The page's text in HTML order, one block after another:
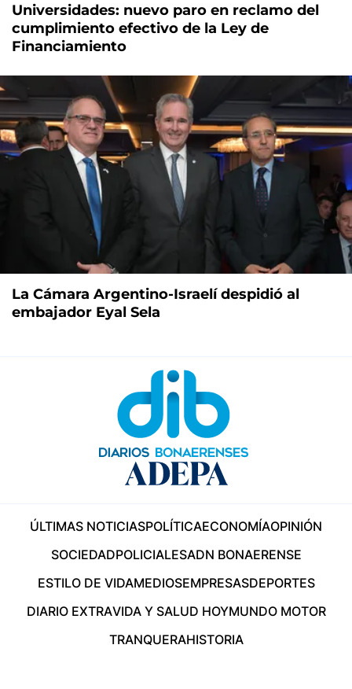
Universidades: nuevo paro en reclamo del
cumplimiento efectivo de la Ley de
Financiamiento
La Cámara Argentino-Israelí despidió al
embajador Eyal Sela
ÚLTIMAS NOTICIASPOLÍTICAECONOMÍAOPINIÓN
SOCIEDADPOLICIALESADN BONAERENSE
ESTILO DE VIDAMEDIOSEMPRESASDEPORTES
DIARIO EXTRAVIDA Y SALUD HOYMUNDO MOTOR
TRANQUERAHISTORIA